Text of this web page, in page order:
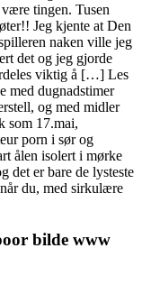
tingen. Tusen
Jeg kjente at Den
naken ville jeg
det og jeg gjorde
viktig å […] Les
med dugnadstimer
og med midler
som 17.mai,
porn i sør og
ålen isolert i mørke
det er bare de lysteste
du, med sirkulære
bilde www